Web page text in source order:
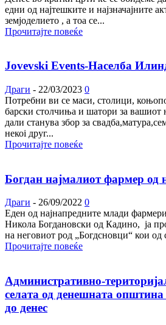
едни од најтешките и најзначајните
земјоделието , а тоа се...
Прочитајте повеќе
Jovevski Events-Населба
Драги - 22/03/2023 0
Потребни ви се маси, столици,
барски столчиња и шатори за вашиот
дали станува збор за
некоі друг...
Прочитајте повеќе
Богдан најмалиот фармер од
Драги - 26/09/2022 0
Еден од најнапредните млади
Никола Богдановски од Кадино, ја
на неговиот род „Богдсновци“ кои од
Прочитајте повеќе
Административно-
селата од денешната
до денес